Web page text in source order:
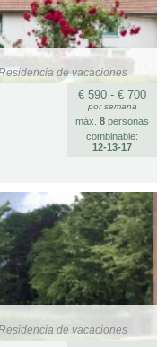
de vacaciones
€ 590 - € 700
por semana
máx. 8 personas
combinable:
12‑13‑17
de vacaciones